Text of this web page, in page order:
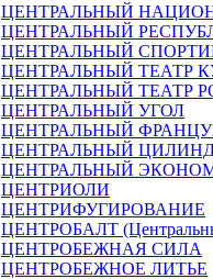
ЦЕНТРАЛЬНЫЙ
ЦЕНТРАЛЬНЫЙ
ЦЕНТРАЛЬНЫЙ
ЦЕНТРАЛЬНЫЙ ТЕАТР
ЦЕНТРАЛЬНЫЙ ТЕАТР
ЦЕНТРАЛЬНЫЙ УГОЛ
ЦЕНТРАЛЬНЫЙ
ЦЕНТРАЛЬНЫЙ ЦИЛИНДР
ЦЕНТРАЛЬНЫЙ
ЦЕНТРИОЛИ
ЦЕНТРИФУГИРОВАНИЕ
ЦЕНТРОБАЛТ
ЦЕНТРОБЕЖНАЯ СИЛА
ЦЕНТРОБЕЖНОЕ ЛИТЬЕ